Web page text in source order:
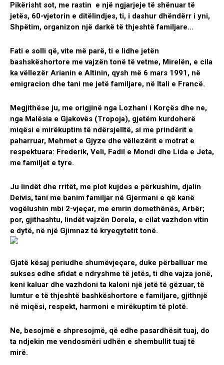
Pikërisht sot, me rastin e një ngjarjeje të shënuar të
jetës, 60-vjetorin e ditëlindjes, ti, i dashur dhëndërr i yni,
Shpëtim, organizon një darkë të thjeshtë familjare…
Fati e solli që, vite më parë, ti e lidhe jetën
bashskëshortore me vajzën tonë të vetme, Mirelën, e cila
ka vëllezër Arianin e Altinin, qysh më 6 mars 1991, në
emigracion dhe tani me jetë familjare, në Itali e Francë.
Megjithëse ju, me origjinë nga Lozhani i Korçës dhe ne,
nga Malësia e Gjakovës (Tropoja), gjetëm kurdoherë
miqësi e mirëkuptim të ndërsjelltë, si me prindërit e
paharruar, Mehmet e Gjyze dhe vëllezërit e motrat e
respektuara: Frederik, Veli, Fadil e Mondi dhe Lida e Jeta,
me familjet e tyre.
Ju lindët dhe rritët, me plot kujdes e përkushim, djalin
Deivis, tani me banim familjar në Gjermani e që kanë
vogëlushin mbi 2-vjeçar, me emrin domethënës, Arbër;
por, gjithashtu, lindët vajzën Dorela, e cilat vazhdon vitin
e dytë, në një Gjimnaz të kryeqytetit tonë.
Gjatë kësaj periudhe shumëvjeçare, duke përballuar me
sukses edhe sfidat e ndryshme të jetës, ti dhe vajza jonë,
keni kaluar dhe vazhdoni ta kaloni një jetë të gëzuar, të
lumtur e të thjeshtë bashkëshortore e familjare, gjithnjë
në miqësi, respekt, harmoni e mirëkuptim të plotë.
Ne, besojmë e shpresojmë, që edhe pasardhësit tuaj, do
ta ndjekin me vendosmëri udhën e shembullit tuaj të
mirë.